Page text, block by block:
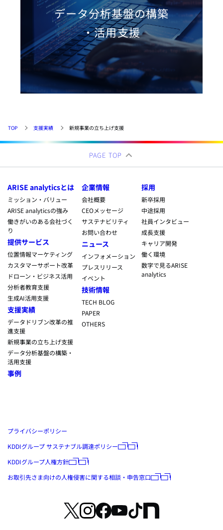
データ分析基盤の構築
・活用支援
TOP 支援実績 新規事業の立ち上げ支援
PAGE TOP
プライバシーポリシー
KDDIグループ サステナブル調達ポリシー
KDDIグループ人権方針
お取引先さま向けの人権侵害に関する相談・申告窓口
ARISE analyticsとは
ミッション・バリュー
ARISE analyticsの強み
働きがいのある会社づく
り
提供サービス
位置情報マーケティング
カスタマーサポート改革
ドローン・ビジネス活用
分析者教育支援
生成AI活用支援
支援実績
データドリブン改革の推
進支援
新規事業の立ち上げ支援
データ分析基盤の構築・
活用支援
事例
企業情報
会社概要
CEOメッセージ
サステナビリティ
お問い合わせ
ニュース
インフォメーション
プレスリリース
イベント
技術情報
TECH BLOG
PAPER
OTHERS
採用
新卒採用
中途採用
社員インタビュー
成長支援
キャリア開発
働く環境
数字で見るARISE
analytics